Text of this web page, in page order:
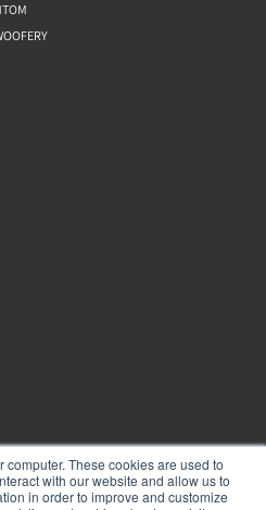
These cookies are used to
with our website and allow us to
in order to improve and customize